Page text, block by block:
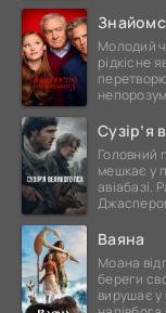
Молодий
рідкісне
Сузір’я
Головний
мешкає у
авіабазі.
Ваяна
Моана
береги
вирушає у